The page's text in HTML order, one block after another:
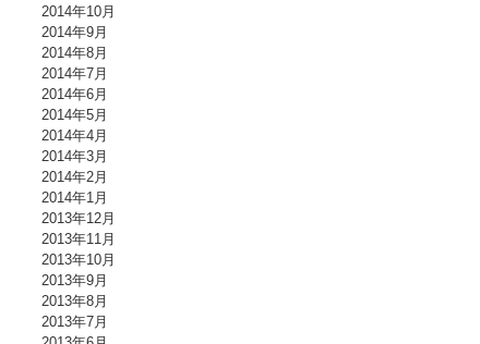
2014年10月
2014年9月
2014年8月
2014年7月
2014年6月
2014年5月
2014年4月
2014年3月
2014年2月
2014年1月
2013年12月
2013年11月
2013年10月
2013年9月
2013年8月
2013年7月